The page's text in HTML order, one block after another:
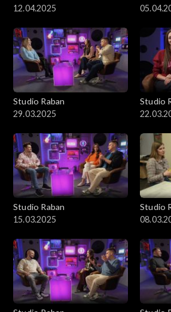
12.04.2025
Studio Raban
29.03.2025
Studio
Studio Raban
15.03.2025
Studio